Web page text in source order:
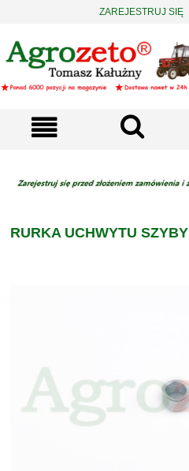
ZAREJESTRUJ SIĘ
RURKA UCHWYTU SZYBY